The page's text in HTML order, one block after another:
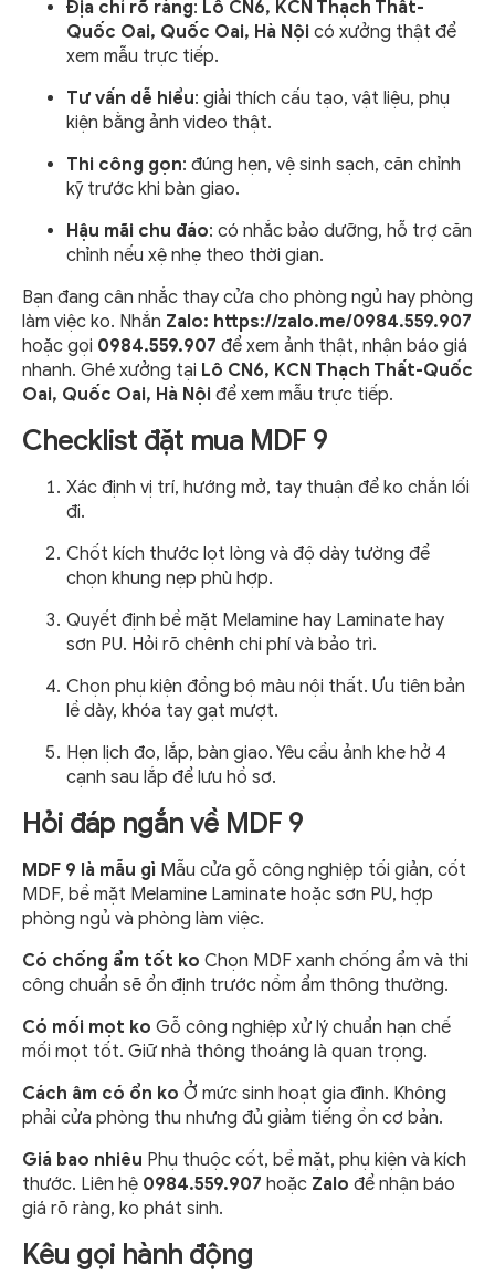
Địa chỉ rõ ràng: Lô CN6, KCN Thạch Thất-
Quốc Oai, Quốc Oai, Hà Nội có xưởng thật để
xem mẫu trực tiếp.
Tư vấn dễ hiểu: giải thích cấu tạo, vật liệu, phụ
kiện bằng ảnh video thật.
Thi công gọn: đúng hẹn, vệ sinh sạch, căn chỉnh
kỹ trước khi bàn giao.
Hậu mãi chu đáo: có nhắc bảo dưỡng, hỗ trợ căn
chỉnh nếu xệ nhẹ theo thời gian.
Bạn đang cân nhắc thay cửa cho phòng ngủ hay phòng
làm việc ko. Nhắn Zalo: https://zalo.me/0984.559.907
hoặc gọi 0984.559.907 để xem ảnh thật, nhận báo giá
nhanh. Ghé xưởng tại Lô CN6, KCN Thạch Thất-Quốc
Oai, Quốc Oai, Hà Nội để xem mẫu trực tiếp.
Checklist đặt mua MDF 9
Xác định vị trí, hướng mở, tay thuận để ko chắn lối
đi.
Chốt kích thước lọt lòng và độ dày tường để
chọn khung nẹp phù hợp.
Quyết định bề mặt Melamine hay Laminate hay
sơn PU. Hỏi rõ chênh chi phí và bảo trì.
Chọn phụ kiện đồng bộ màu nội thất. Ưu tiên bản
lề dày, khóa tay gạt mượt.
Hẹn lịch đo, lắp, bàn giao. Yêu cầu ảnh khe hở 4
cạnh sau lắp để lưu hồ sơ.
Hỏi đáp ngắn về MDF 9
MDF 9 là mẫu gì Mẫu cửa gỗ công nghiệp tối giản, cốt
MDF, bề mặt Melamine Laminate hoặc sơn PU, hợp
phòng ngủ và phòng làm việc.
Có chống ẩm tốt ko Chọn MDF xanh chống ẩm và thi
công chuẩn sẽ ổn định trước nồm ẩm thông thường.
Có mối mọt ko Gỗ công nghiệp xử lý chuẩn hạn chế
mối mọt tốt. Giữ nhà thông thoáng là quan trọng.
Cách âm có ổn ko Ở mức sinh hoạt gia đình. Không
phải cửa phòng thu nhưng đủ giảm tiếng ồn cơ bản.
Giá bao nhiêu Phụ thuộc cốt, bề mặt, phụ kiện và kích
thước. Liên hệ 0984.559.907 hoặc Zalo để nhận báo
giá rõ ràng, ko phát sinh.
Kêu gọi hành động